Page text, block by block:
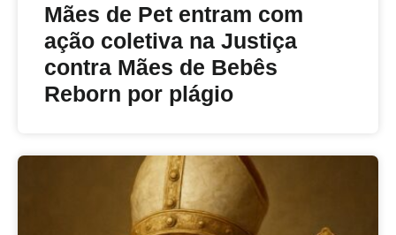
Mães de Pet entram com
ação coletiva na Justiça
contra Mães de Bebês
Reborn por plágio